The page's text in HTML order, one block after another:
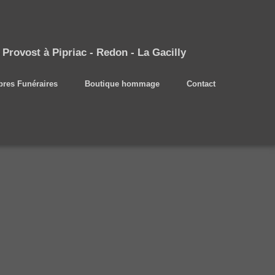
Provost à Pipriac - Redon - La Gacilly
Funéraires Boutique hommage Contact